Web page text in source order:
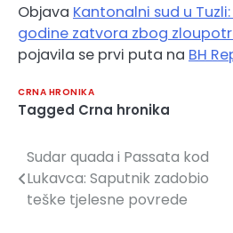
Objava Kantonalni sud u
godine zatvora zbog
pojavila se prvi puta na BH
CRNA HRONIKA
Tagged Crna hronika
Navigacija
članaka
Sudar quada i Passata kod
Lukavca: Saputnik zadobio
teške tjelesne povrede